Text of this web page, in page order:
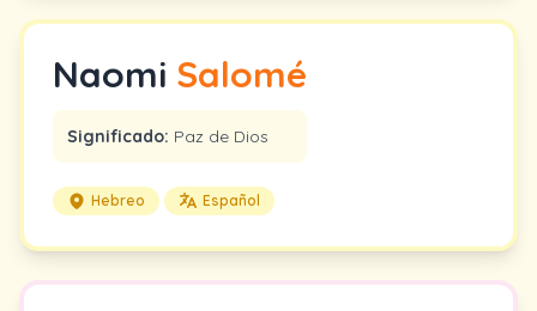
Naomi Salomé
Significado: Paz de Dios
Hebreo Español